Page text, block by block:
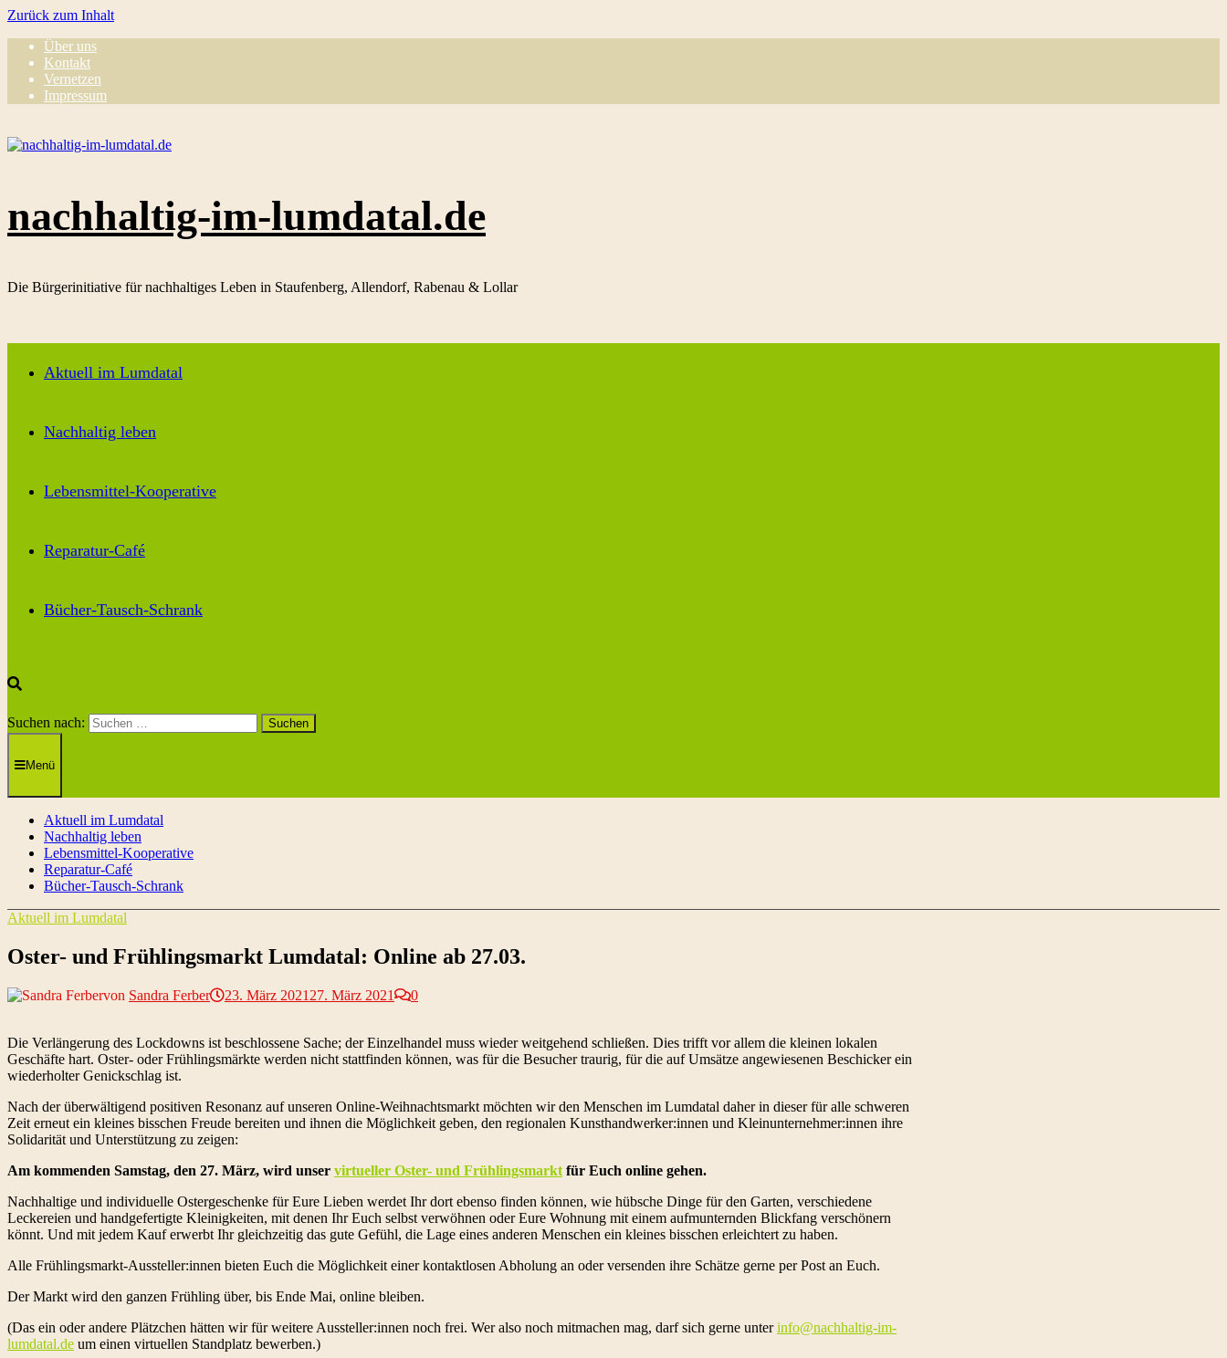
Zurück zum Inhalt
Über uns
Kontakt
Vernetzen
Impressum
nachhaltig-im-lumdatal.de
Die Bürgerinitiative für nachhaltiges Leben in Staufenberg, Allendorf, Rabenau & Lollar
Aktuell im Lumdatal
Nachhaltig leben
Lebensmittel-Kooperative
Reparatur-Café
Bücher-Tausch-Schrank
Suchen nach:
Menü
Aktuell im Lumdatal
Nachhaltig leben
Lebensmittel-Kooperative
Reparatur-Café
Bücher-Tausch-Schrank
Aktuell im Lumdatal
Oster- und Frühlingsmarkt Lumdatal: Online ab 27.03.
von Sandra Ferber 23. März 2021 27. März 2021 0
Die Verlängerung des Lockdowns ist beschlossene Sache; der Einzelhandel muss wieder weitgehend schließen. Dies trifft vor allem die kleinen lokalen
Geschäfte hart. Oster- oder Frühlingsmärkte werden nicht stattfinden können, was für die Besucher traurig, für die auf Umsätze angewiesenen Beschicker ein
wiederholter Genickschlag ist.
Nach der überwältigend positiven Resonanz auf unseren Online-Weihnachtsmarkt möchten wir den Menschen im Lumdatal daher in dieser für alle schweren
Zeit erneut ein kleines bisschen Freude bereiten und ihnen die Möglichkeit geben, den regionalen Kunsthandwerker:innen und Kleinunternehmer:innen ihre
Solidarität und Unterstützung zu zeigen:
Am kommenden Samstag, den 27. März, wird unser virtueller Oster- und Frühlingsmarkt für Euch online gehen.
Nachhaltige und individuelle Ostergeschenke für Eure Lieben werdet Ihr dort ebenso finden können, wie hübsche Dinge für den Garten, verschiedene
Leckereien und handgefertigte Kleinigkeiten, mit denen Ihr Euch selbst verwöhnen oder Eure Wohnung mit einem aufmunternden Blickfang verschönern
könnt. Und mit jedem Kauf erwerbt Ihr gleichzeitig das gute Gefühl, die Lage eines anderen Menschen ein kleines bisschen erleichtert zu haben.
Alle Frühlingsmarkt-Aussteller:innen bieten Euch die Möglichkeit einer kontaktlosen Abholung an oder versenden ihre Schätze gerne per Post an Euch.
Der Markt wird den ganzen Frühling über, bis Ende Mai, online bleiben.
(Das ein oder andere Plätzchen hätten wir für weitere Aussteller:innen noch frei. Wer also noch mitmachen mag, darf sich gerne unterinfo@nachhaltig-im-
lumdatal.de um einen virtuellen Standplatz bewerben.)